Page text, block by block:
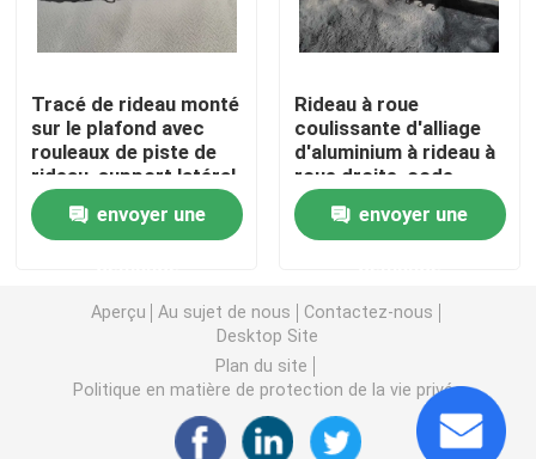
2èmes sacs à main
Sacs de luxe d'occasion
Tenues d'automne décontractées
Le nouveau modèle Shirts des hommes
Tracé de rideau monté
sur le plafond avec
rouleaux de piste de
rideau, support latéral
support supérieur
plafondenvoyer une
Rideau à roue
coulissante d'alliage
d'aluminium à rideau à
roue droite, code
supérieur, code
latéral, ensemble de
connecteurs
envoyer une
Aperçu Au sujet de nous
Contactez-nous
Desktop Site
Plan du site
Politique en matière de protection de la vie privée